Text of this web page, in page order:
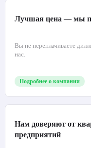
Лучшая цена — мы
Вы не переплачиваете
нас.
Подробнее о компании
Нам доверяют от
предприятий